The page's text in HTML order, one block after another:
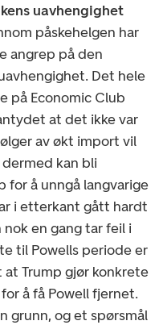
uavhengighet
påskehelgen har
angrep på den
Det hele
på Economic Club
at det ikke var
av økt import vil
kan bli
å unngå langvarige
i etterkant gått hardt
en gang tar feil i
til Powells periode er
Trump gjør konkrete
å få Powell fjernet.
grunn, og et spørsmål